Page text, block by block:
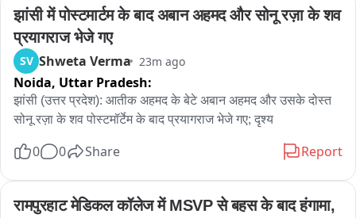
झांसी में पोस्टमार्टम के बाद अबान अहमद और सोनू रज़ा के शव
प्रयागराज भेजे गए
SV Shweta Verma 23m ago
Noida, Uttar Pradesh:
झांसी (उत्तर प्रदेश): आतीक अहमद के बेटे अबान अहमद और उसके दोस्त
सोनू रज़ा के शव पोस्टमॉर्टेम के बाद प्रयागराज भेजे गए; दृश्य
0 0 Share Report
रामपुरहाट मेडिकल कॉलेज में MSVP से बहस के बाद हंगामा,